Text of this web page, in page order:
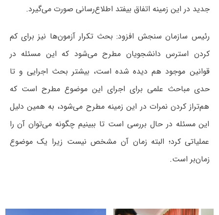
جدید در این زمینه اتفاق بیفتد اطلاع‌رسانی صورت می‌گیرد.
رئیس سازمان سنجش افزود: بحث تکرار آزمون‌ها نیز برای کم
کردن استرس دانشجویان مطرح می‌شود که این مسئله در
قوانین موجود هم دیده شده است، بیشتر بحث اجرایی و تا
حدی مباحث علمی برای اجرای این موضوع مطرح است که
هم‌تراز کردن نمرات در این زمینه مطرح می‌شود، به همین دلیل
این مسئله در حال بررسی است تا ببینیم چگونه می‌توان آن را
عملیاتی کرد؛ البته زمان آن مشخص نیست زیرا یک موضوع
زمان‌بر است.